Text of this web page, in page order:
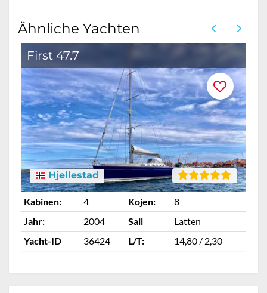
Ähnliche Yachten
First 47.7
Hjellestad
Kabinen: 4 Kojen:
8
Jahr:
2004 Sail
Latten
Yacht-ID
36424 L/T: 14,80 / 2,30